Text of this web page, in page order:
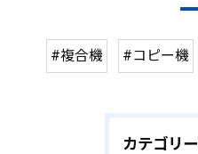
#複合機 #コピー機
カテゴリー